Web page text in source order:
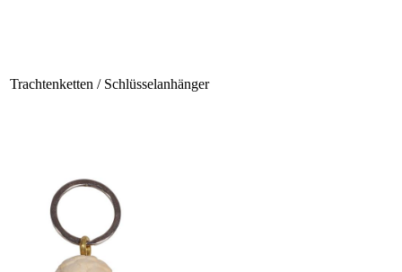
Trachtenketten / Schlüsselanhänger